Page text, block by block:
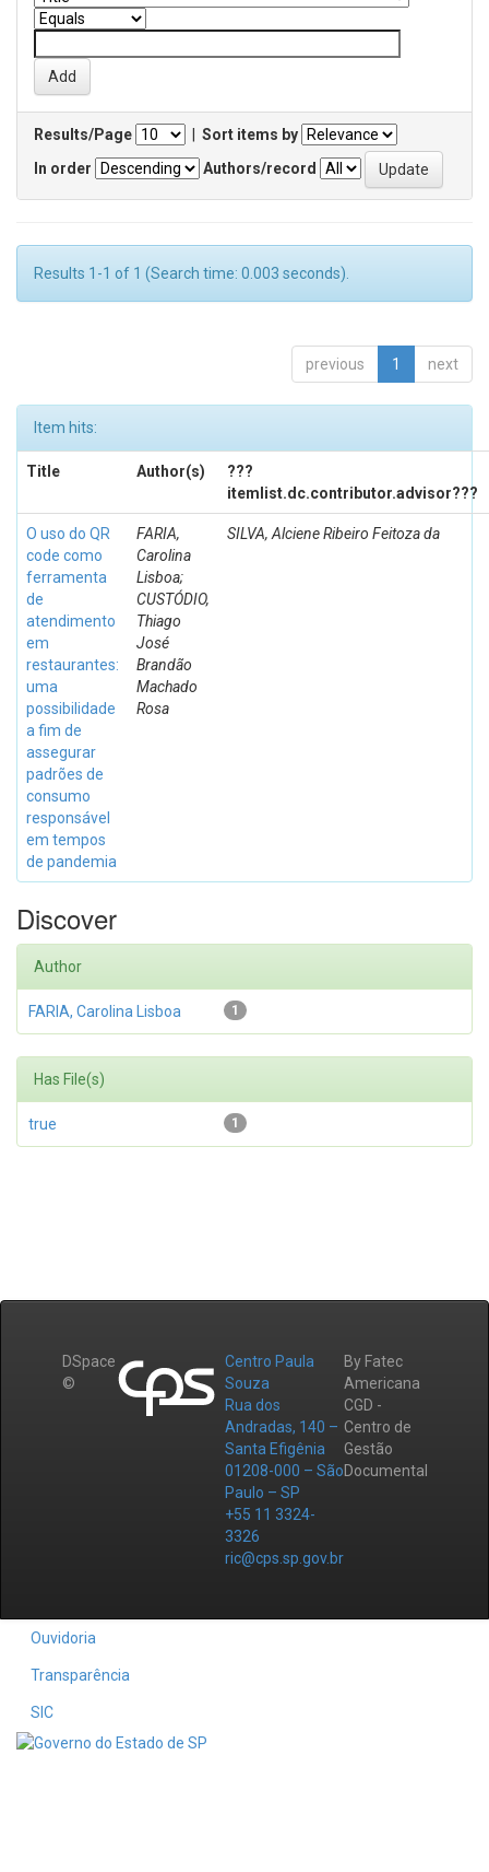
Results/Page
Sort items by
In order
Authors/record
Results 1-1 of 1 (Search time: 0.003 seconds).
previous 1 next
Item hits:
Title Author(s)
???
itemlist.dc.contributor.advisor???
O uso do QR
code como
ferramenta
de
atendimento
em
restaurantes:
uma
possibilidade
a fim de
assegurar
padrões de
consumo
responsável
em tempos
de pandemia
FARIA,
Carolina
Lisboa;
CUSTÓDIO,
Thiago
José
Brandão
Machado
Rosa
SILVA, Alciene Ribeiro Feitoza da
Discover
Author
1
FARIA, Carolina Lisboa
Has File(s)
1
true
DSpace
©
Centro Paula
Souza
Rua dos
Andradas, 140 –
Santa Efigênia
01208-000 – São
Paulo – SP
+55 11 3324-
3326
ric@cps.sp.gov.br
By Fatec
Americana
CGD -
Centro de
Gestão
Documental
Ouvidoria
Transparência
SIC